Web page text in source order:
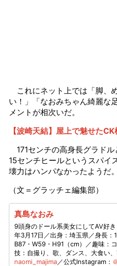
これにネット上では「脚、
い！」「なおみちゃん綺麗な
メントが相次いだ。
【波崎天結】屋上で魅せた
171センチの高身長グラドル
15センチヒールというスパイ
壊力はハンパなかったようだ。
（文＝グラッチェ編集部）
真島なおみ
9頭身のドール系美女にしてAV好
年3月17日／出身：埼玉県／身長：
B87・W59・H91（cm）／趣味：
技：自撮り、歌、ダンス、大食い
naomi_majima／公式Instagram：